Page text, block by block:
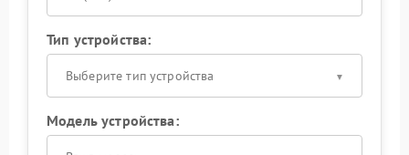
Тип устройства:
Выберите тип устройства
Модель устройства: